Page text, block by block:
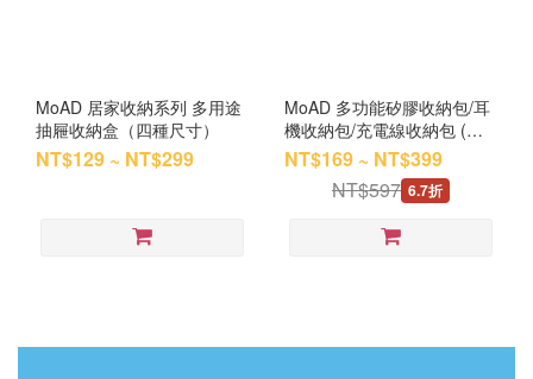
MoAD 居家收納系列 多用途
抽屜收納盒（四種尺寸）
NT$129 ~ NT$299
MoAD 多功能矽膠收納包/耳
機收納包/充電線收納包 (三
色可選)
NT$169 ~ NT$399
NT$597 6.7折